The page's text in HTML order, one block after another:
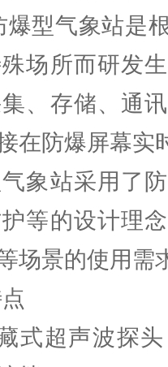
型气象站是根
场所而研发
、存储、通
在防爆屏幕实
站采用了防
等的设计理
场景的使用需
超声波探头